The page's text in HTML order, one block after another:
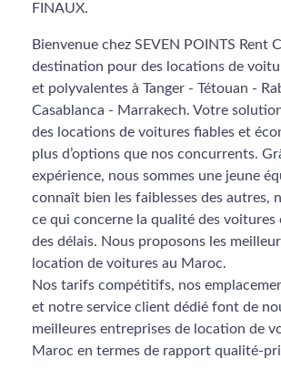
FINAUX.
Bienvenue chez SEVEN POINTS Rent
destination pour des locations de
et polyvalentes à Tanger - Tétouan -
Casablanca - Marrakech. Votre
des locations de voitures fiables et
plus d’options que nos concurrents.
expérience, nous sommes une jeune
connaît bien les faiblesses des autres,
ce qui concerne la qualité des voitures
des délais. Nous proposons les
location de voitures au Maroc.
Nos tarifs compétitifs, nos
et notre service client dédié font de
meilleures entreprises de location de
Maroc en termes de rapport qualité-